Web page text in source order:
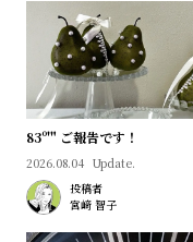
83º'" ご報告です！
2026.08.04 Update.
投稿者
宮﨑 智子